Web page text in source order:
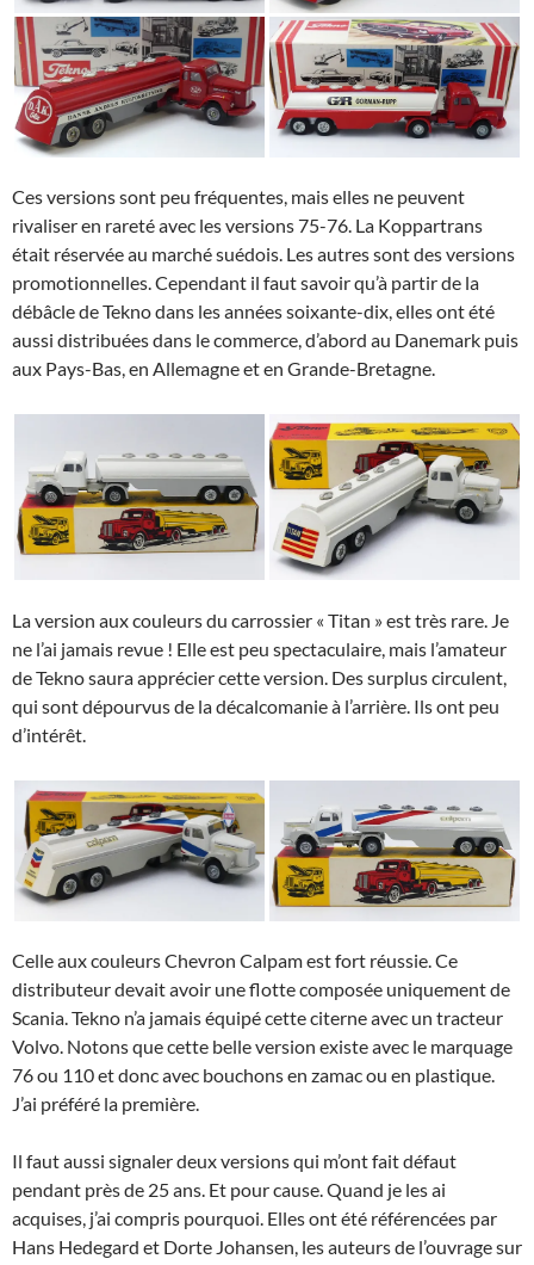
Ces versions sont peu fréquentes, mais elles ne peuvent
rivaliser en rareté avec les versions 75-76. La Koppartrans
était réservée au marché suédois. Les autres sont des versions
promotionnelles. Cependant il faut savoir qu’à partir de la
débâcle de Tekno dans les années soixante-dix, elles ont été
aussi distribuées dans le commerce, d’abord au Danemark puis
aux Pays-Bas, en Allemagne et en Grande-Bretagne.
La version aux couleurs du carrossier « Titan » est très rare. Je
ne l’ai jamais revue ! Elle est peu spectaculaire, mais l’amateur
de Tekno saura apprécier cette version. Des surplus circulent,
qui sont dépourvus de la décalcomanie à l’arrière. Ils ont peu
d’intérêt.
Celle aux couleurs Chevron Calpam est fort réussie. Ce
distributeur devait avoir une flotte composée uniquement de
Scania. Tekno n’a jamais équipé cette citerne avec un tracteur
Volvo. Notons que cette belle version existe avec le marquage
76 ou 110 et donc avec bouchons en zamac ou en plastique.
J’ai préféré la première.
Il faut aussi signaler deux versions qui m’ont fait défaut
pendant près de 25 ans. Et pour cause. Quand je les ai
acquises, j’ai compris pourquoi. Elles ont été référencées par
Hans Hedegard et Dorte Johansen, les auteurs de l’ouvrage sur